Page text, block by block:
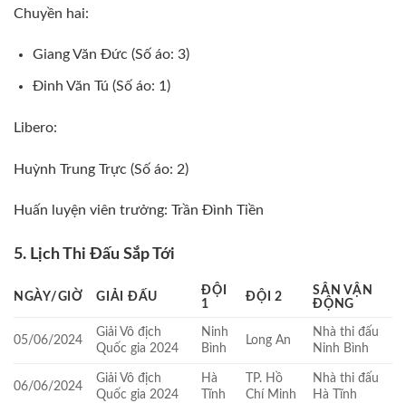
Chuyền hai:
Giang Văn Đức (Số áo: 3)
Đinh Văn Tú (Số áo: 1)
Libero:
Huỳnh Trung Trực (Số áo: 2)
Huấn luyện viên trưởng: Trần Đình Tiền
5. Lịch Thi Đấu Sắp Tới
NGÀY/GIỜ GIẢI ĐẤU
ĐỘI
1
ĐỘI 2
SÂN VẬN
ĐỘNG
05/06/2024
Giải Vô địch
Quốc gia 2024
Ninh
Bình
Long An
Nhà thi đấu
Ninh Bình
06/06/2024
Giải Vô địch
Quốc gia 2024
Hà
Tĩnh
TP. Hồ
Chí Minh
Nhà thi đấu
Hà Tĩnh